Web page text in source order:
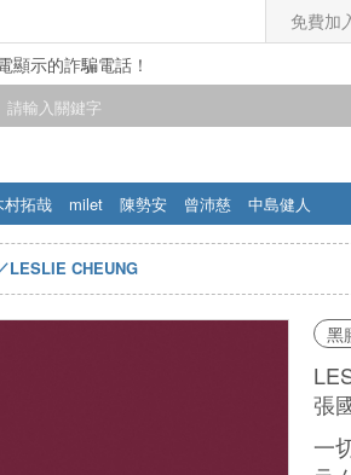
免費加
顯示的詐騙電話！
時間調整公告】
村拓哉 milet 陳勢安 曾沛慈
中島健人
LESLIE CHEUNG
黑
張
一